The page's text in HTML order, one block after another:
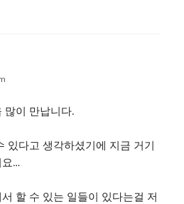
많이 만납니다.
있다고 생각하셨기에 지금 거기
요…
할 수 있는 일들이 있다는걸 저